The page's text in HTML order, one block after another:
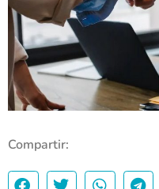
Compartir: